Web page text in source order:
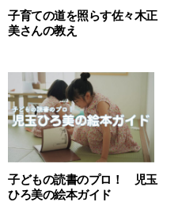
子育ての道を照らす佐々木正
美さんの教え
子どもの読書のプロ！ 児玉
ひろ美の絵本ガイド